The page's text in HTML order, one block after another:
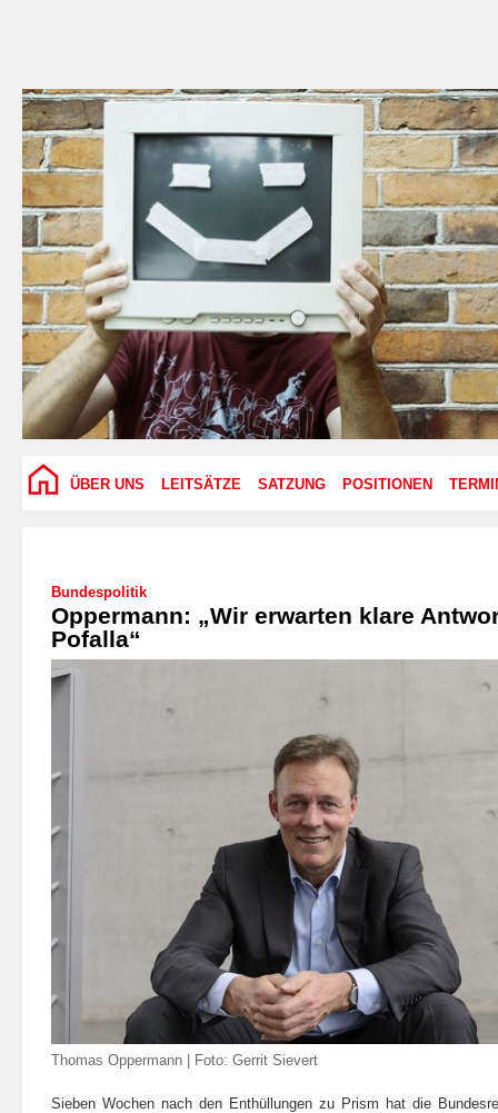
ÜBER UNS LEITSÄTZE SATZUNG POSITIONEN
Bundespolitik
Oppermann: „Wir erwarten klare
Pofalla“
Thomas Oppermann | Foto: Gerrit Sievert
Sieben Wochen nach den Enthüllungen zu Prism hat die